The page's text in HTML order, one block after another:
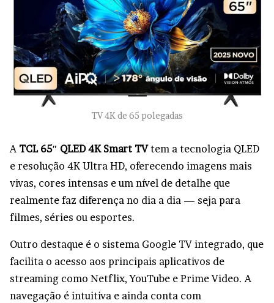
TV 4K de 65 polegadas
A TCL 65″ QLED 4K Smart TVtem a tecnologia QLED
e resolução 4K Ultra HD, oferecendo imagens mais
vivas, cores intensas e um nível de detalhe que
realmente faz diferença no dia a dia — seja para
filmes, séries ou esportes.
Outro destaque é o sistema Google TV integrado, que
facilita o acesso aos principais aplicativos de
streaming como Netflix, YouTube e Prime Video. A
navegação é intuitiva e ainda conta com